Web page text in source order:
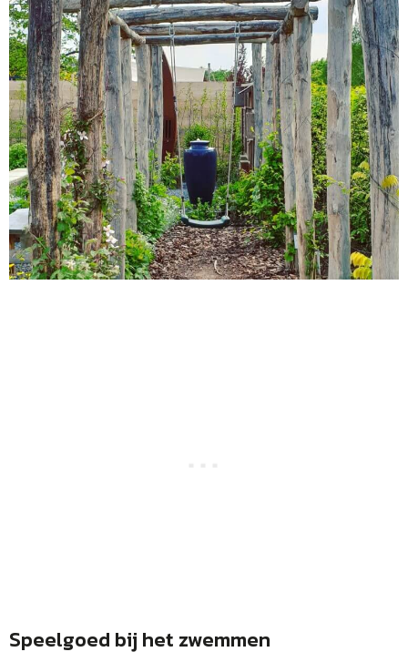
Speelgoed bij het zwemmen